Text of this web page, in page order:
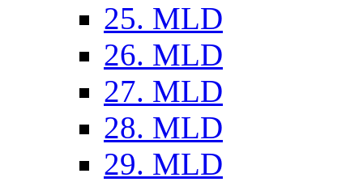
25. MLD
26. MLD
27. MLD
28. MLD
29. MLD